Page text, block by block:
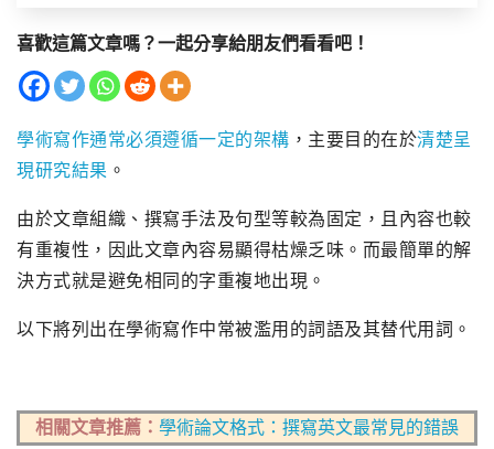
喜歡這篇文章嗎？一起分享給朋友們看看吧！
學術寫作通常必須遵循一定的架構 ，主要目的在於清楚呈
現研究結果 。
由於文章組織、撰寫手法及句型等較為固定，且內容也較
有重複性，因此文章內容易顯得枯燥乏味。而最簡單的解
決方式就是避免相同的字重複地出現。
以下將列出在學術寫作中常被濫用的詞語及其替代用詞。
相關文章推薦： 學術論文格式：撰寫英文最常見的錯誤